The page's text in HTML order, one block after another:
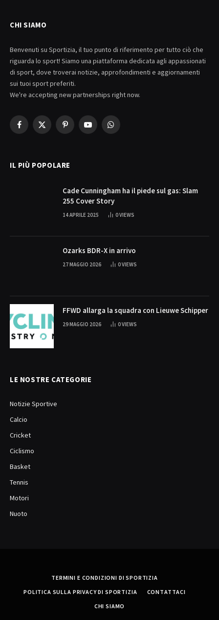
CHI SIAMO
Benvenuti su Sportizia, il tuo punto di riferimento per tutto ciò che
riguarda lo sport! Siamo una piattaforma dedicata agli appassionati
di sport, dove troverai notizie, approfondimenti e aggiornamenti
sui tuoi sport preferiti.
We're accepting new partnerships right now.
Facebook
X
PinterestYouTubeWhatsApp
IL PIÙ POPOLARE
Cade Cunningham ha il piede sul gas: Slam
255 Cover Story
14 APRILE 2025 0VIEWS
Ozarks BDR-X in arrivo
27 MAGGIO 2026 0VIEWS
FFWD allarga la squadra con Lieuwe Schipper
29 MAGGIO 2026 0VIEWS
LE NOSTRE CATEGORIE
Notizie Sportive
Calcio
Cricket
Ciclismo
Basket
Tennis
Motori
Nuoto
TERMINI E CONDIZIONI DI SPORTIZIA
POLITICA SULLA PRIVACY DI SPORTIZIA
CONTATTACI
CHI SIAMO